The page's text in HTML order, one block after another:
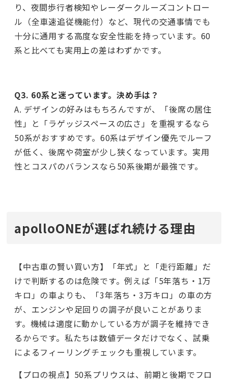
り、夜間歩行者検知やレーダークルーズコントロー
ル（全車速追従機能付）など、現代の交通事情でも
十分に通用する高度な安全性能を持っています。60
系と比べても実用上の差はわずかです。
Q3. 60系と迷っています。決め手は？
A. デザインの好みはもちろんですが、「後席の居住
性」と「ラゲッジスペースの広さ」を重視するなら
50系がおすすめです。60系はデザイン優先でルーフ
が低く、後席や荷室が少し狭くなっています。実用
性とコスパのバランスなら50系後期が最強です。
apolloONEが選ばれ続ける理由
【中古車の賢い買い方】「年式」と「走行距離」だ
けで判断するのは危険です。例えば「5年落ち・1万
キロ」の車よりも、「3年落ち・3万キロ」の車の方
が、エンジンや足回りの調子が良いことがありま
す。機械は適度に動かしている方が調子を維持でき
るからです。私たちは数値データだけでなく、試乗
によるフィーリングチェックも重視しています。
【プロの視点】50系プリウスは、前期と後期でフロ